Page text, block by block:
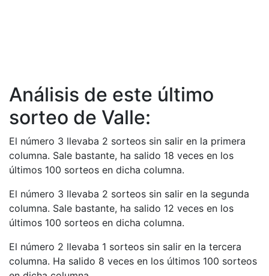
Análisis de este último
sorteo de Valle:
El número 3 llevaba 2 sorteos sin salir en la primera
columna. Sale bastante, ha salido 18 veces en los
últimos 100 sorteos en dicha columna.
El número 3 llevaba 2 sorteos sin salir en la segunda
columna. Sale bastante, ha salido 12 veces en los
últimos 100 sorteos en dicha columna.
El número 2 llevaba 1 sorteos sin salir en la tercera
columna. Ha salido 8 veces en los últimos 100 sorteos